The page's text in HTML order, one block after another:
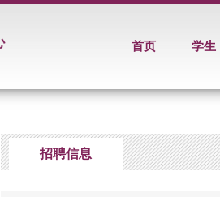
首页 学生
招聘信息